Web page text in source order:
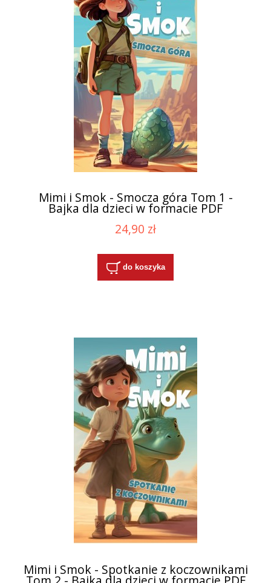
Mimi i Smok - Smocza góra Tom 1 -
Bajka dla dzieci w formacie PDF
24,90 zł
do koszyka
Mimi i Smok - Spotkanie z koczownikami